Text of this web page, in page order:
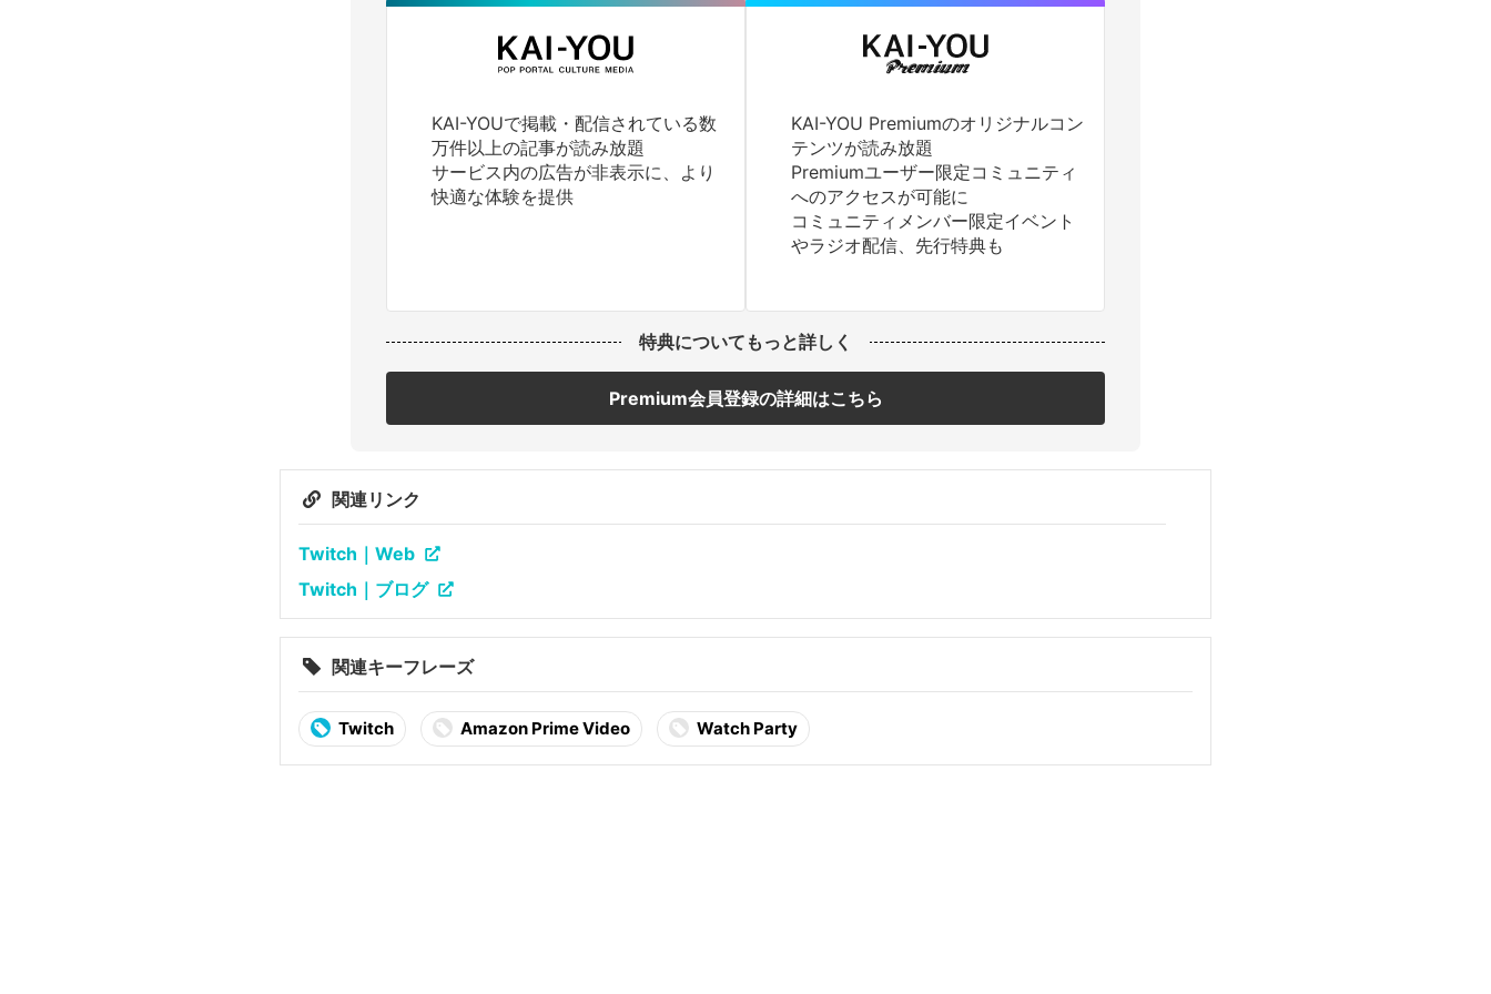
KAI-YOUで掲載・配信されている数
万件以上の記事が読み放題
サービス内の広告が非表示に、より
快適な体験を提供
KAI-YOU Premiumのオリジナルコン
テンツが読み放題
Premiumユーザー限定コミュニティ
へのアクセスが可能に
コミュニティメンバー限定イベント
やラジオ配信、先行特典も
特典についてもっと詳しく
Premium会員登録の詳細はこちら
関連リンク
Twitch｜Web
Twitch｜ブログ
関連キーフレーズ
Twitch Amazon Prime Video Watch Party